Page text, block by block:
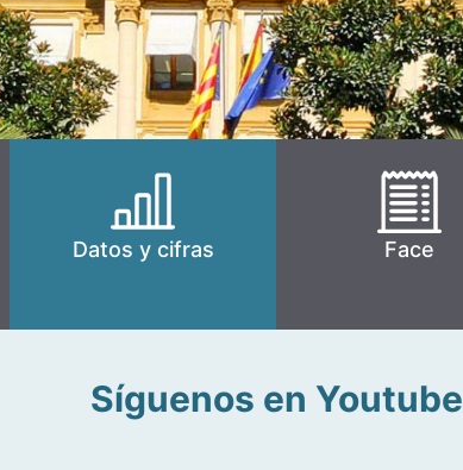
Datos y cifras Face
Síguenos en Youtube